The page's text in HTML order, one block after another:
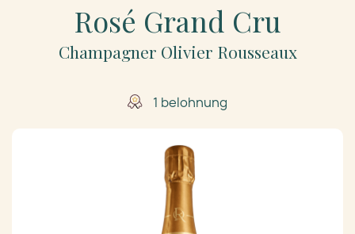
Rosé Grand Cru
Champagner Olivier Rousseaux
1 belohnung